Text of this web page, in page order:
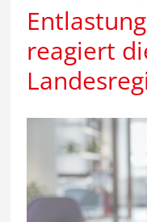
reagiert